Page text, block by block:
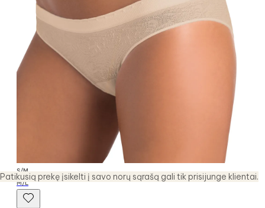
Patikusią prekę įsikelti į savo norų sąrašą gali tik prisijunge klientai.
S/M
M/L